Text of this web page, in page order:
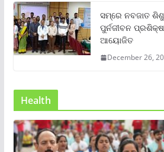
ସମ୍‌ରେ ନବଜାତ
ପୁର୍ନଜୀବନ
ଆୟୋଜିତ
December 26,
Health